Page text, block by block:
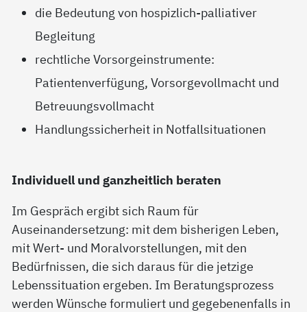
die Bedeutung von hospizlich-palliativer
Begleitung
rechtliche Vorsorgeinstrumente:
Patientenverfügung, Vorsorgevollmacht und
Betreuungsvollmacht
Handlungssicherheit in Notfallsituationen
Individuell und ganzheitlich beraten
Im Gespräch ergibt sich Raum für
Auseinandersetzung: mit dem bisherigen Leben,
mit Wert- und Moralvorstellungen, mit den
Bedürfnissen, die sich daraus für die jetzige
Lebenssituation ergeben. Im Beratungsprozess
werden Wünsche formuliert und gegebenenfalls in